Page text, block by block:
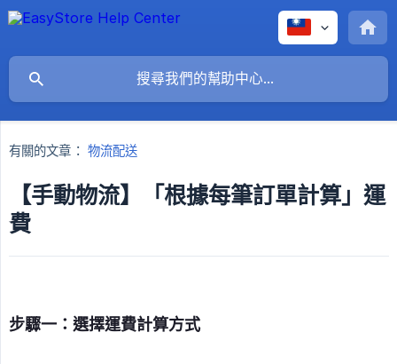
有關的文章： 物流配送
【手動物流】「根據每筆訂單計算」運
費
步驟一：選擇運費計算方式